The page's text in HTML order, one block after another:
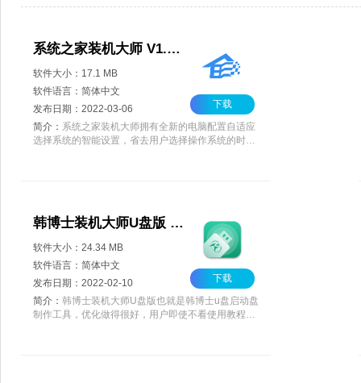
系统之家装机大师 V1.2.2022.0228
软件大小：17.1 MB
软件语言：简体中文
发布日期：2022-03-06
下载
简介： 系统之家装机大师拥有全新的电脑配置自适应
选择系统的智能设置，省去用户选择操作系统的时
韩博士装机大师U盘版 V12.9.52.110 官方版
软件大小：24.34 MB
软件语言：简体中文
发布日期：2022-02-10
下载
简介： 韩博士装机大师U盘版也就是韩博士u盘启动盘
制作工具，优化做得很好，用户即使不看使用教程也